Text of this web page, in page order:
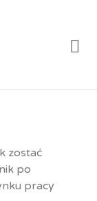
zostać
po
pracy